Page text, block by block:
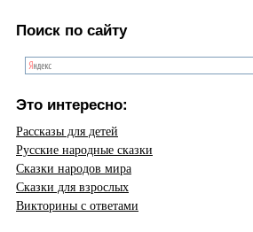
Поиск по сайту
Это интересно:
Рассказы для детей
Русские народные сказки
Сказки народов мира
Сказки для взрослых
Викторины с ответами